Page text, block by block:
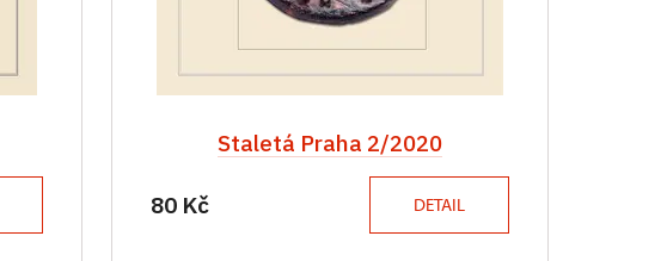
Staletá Praha 2/2020
80 Kč DETAIL